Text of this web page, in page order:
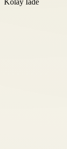
Kolay İade